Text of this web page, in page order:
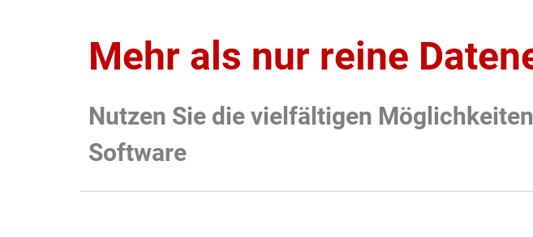
Mehr als nur reine
Nutzen Sie die vielfältigen
Software